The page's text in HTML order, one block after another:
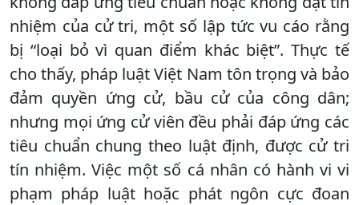
nhiệm của cử tri, một số lập tức vu cáo rằng
bị “loại bỏ vì quan điểm khác biệt”. Thực tế
cho thấy, pháp luật Việt Nam tôn trọng và bảo
đảm quyền ứng cử, bầu cử của công dân;
nhưng mọi ứng cử viên đều phải đáp ứng các
tiêu chuẩn chung theo luật định, được cử tri
tín nhiệm. Việc một số cá nhân có hành vi vi
phạm pháp luật hoặc phát ngôn cực đoan